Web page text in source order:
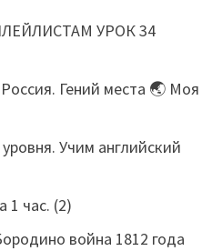
УРОК 34
Гений места 🌏 Моя
Учим английский
1 час. (2)
война 1812 года